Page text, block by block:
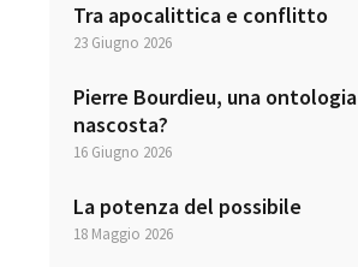
Tra apocalittica e conflitto
23 Giugno 2026
Pierre Bourdieu, una ontologia
nascosta?
16 Giugno 2026
La potenza del possibile
18 Maggio 2026